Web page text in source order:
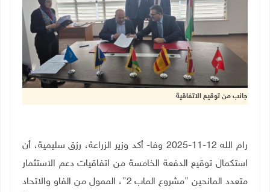
جانب من توقيع الاتفاقية
رام الله 12-11-2025 وفا- أكد وزير الزراعة، رزق سليمية، أن
استكمال توقيع الدفعة الخامسة من اتفاقيات دعم الاستثمار
متعدد المانحين "مشروع الماب 2"، الممول من الفاو والاتحاد